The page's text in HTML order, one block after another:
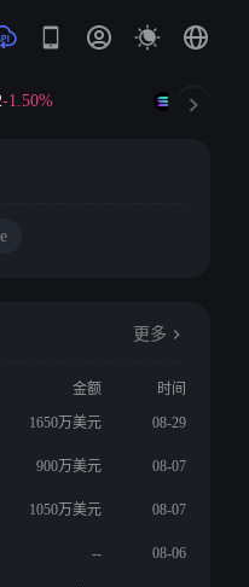
SOL
更多
金额
时间
1650万美元 08-29
900万美元 08-07
1050万美元 08-07
-- 08-06